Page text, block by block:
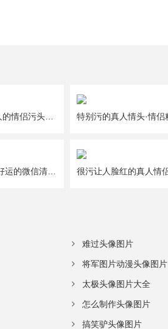
难过头像图片
将军图片动漫头像图片
太极头像图片大全
怎么制作头像图片
搞笑驴头像图片